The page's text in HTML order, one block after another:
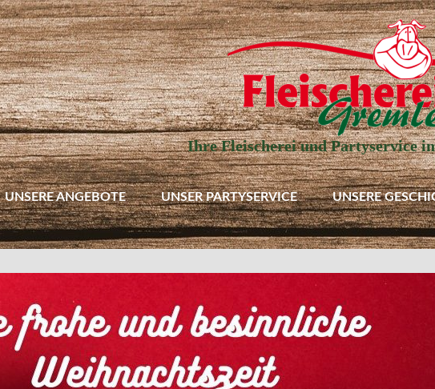
Ihre Fleischerei und Partyservice
UNSERE ANGEBOTE UNSER PARTYSERVICE UNSERE